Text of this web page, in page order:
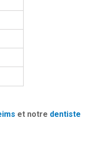
et notre dentiste